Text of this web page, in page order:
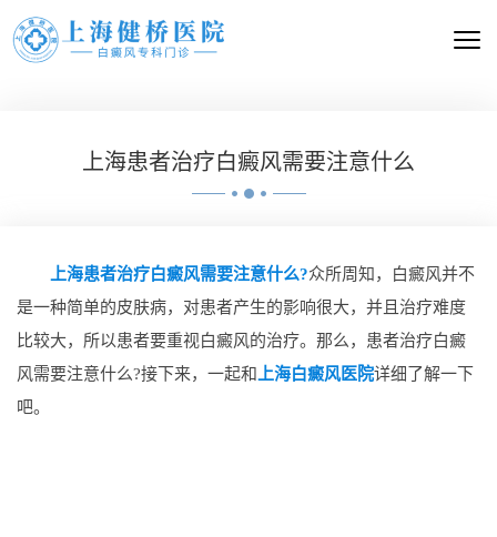
上海患者治疗白癜风需要注意什么
上海患者治疗白癜风需要注意什么?众所周知，白癜风并不
是一种简单的皮肤病，对患者产生的影响很大，并且治疗难度
比较大，所以患者要重视白癜风的治疗。那么，患者治疗白癜
风需要注意什么?接下来，一起和
上海白癜风医院详细了解一下
吧。